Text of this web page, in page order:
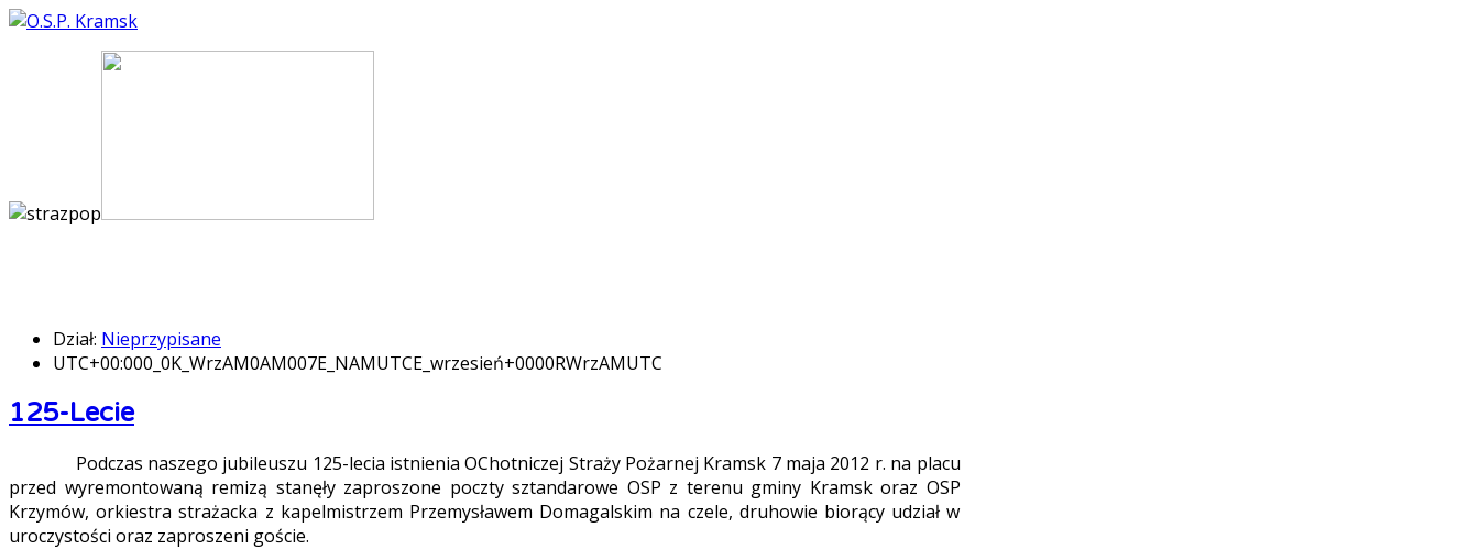
Dział: Nieprzypisane
UTC+00:000_0K_WrzAM0AM007E_NAMUTCE_wrzesień+0000RWrzAMUTC
125-Lecie
Podczas naszego jubileuszu 125-lecia istnienia OChotniczej Straży Pożarnej Kramsk 7 maja 2012 r. na placu
przed wyremontowaną remizą stanęły zaproszone poczty sztandarowe OSP z terenu gminy Kramsk oraz OSP
Krzymów, orkiestra strażacka z kapelmistrzem Przemysławem Domagalskim na czele, druhowie biorący udział w
uroczystości oraz zaproszeni goście.